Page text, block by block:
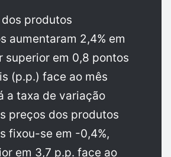
produtos
aumentaram 2,4% em
superior em 0,8 pontos
(p.p.) face ao mês
a taxa de variação
preços dos produtos
fixou-se em -0,4%,
em 3,7 p.p. face ao